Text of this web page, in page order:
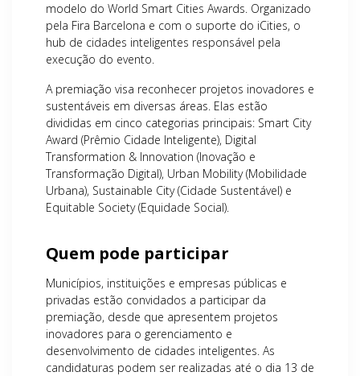
modelo do World Smart Cities Awards. Organizado
pela Fira Barcelona e com o suporte do iCities, o
hub de cidades inteligentes responsável pela
execução do evento.
A premiação visa reconhecer projetos inovadores e
sustentáveis em diversas áreas. Elas estão
divididas em cinco categorias principais: Smart City
Award (Prêmio Cidade Inteligente), Digital
Transformation & Innovation (Inovação e
Transformação Digital), Urban Mobility (Mobilidade
Urbana), Sustainable City (Cidade Sustentável) e
Equitable Society (Equidade Social).
Quem pode participar
Municípios, instituições e empresas públicas e
privadas estão convidados a participar da
premiação, desde que apresentem projetos
inovadores para o gerenciamento e
desenvolvimento de cidades inteligentes. As
candidaturas podem ser realizadas até o dia 13 de